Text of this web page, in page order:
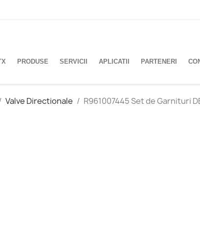
PRODUSE SERVICII APLICATII PARTENERI
Valve Directionale R961007445 Set de Garnituri